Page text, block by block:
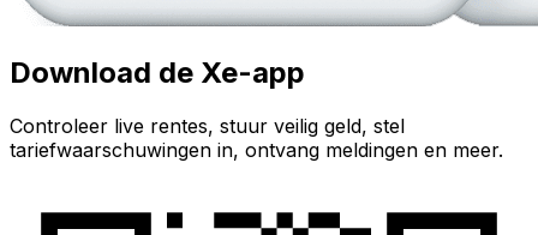
Download de Xe-app
Controleer live rentes, stuur veilig geld, stel
tariefwaarschuwingen in, ontvang meldingen en meer.